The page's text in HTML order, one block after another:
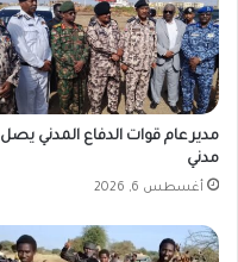
مدير عام قوات الدفاع المدني يصل
مدني
أغسطس 6, 2026